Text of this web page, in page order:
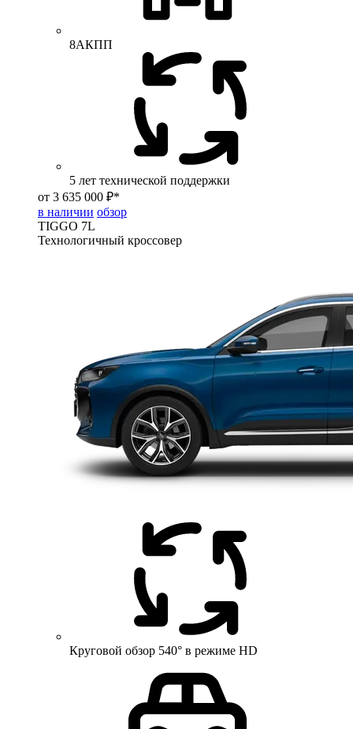
8АКПП
5 лет технической поддержки
от 3 635 000 ₽*
в наличии обзор
TIGGO 7L
Технологичный кроссовер
Круговой обзор 540° в режиме HD